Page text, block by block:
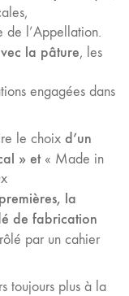
de l’Appellation.
la pâture, les
engagées dans
le choix d’un
» et« Made in
la
de fabrication
par un cahier
toujours plus à la